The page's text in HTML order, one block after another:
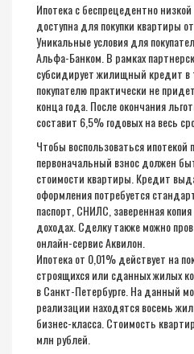
Ипотека с беспрецедентно
доступна для покупки квартиры
Уникальные условия для
Альфа-Банком. В рамках
субсидирует жилищный кредит в
покупателю практически не
конца года. После окончания
составит 6,5% годовых на весь
Чтобы воспользоваться ипотекой
первоначальный взнос должен
стоимости квартиры. Кредит
оформления потребуется
паспорт, СНИЛС, заверенная
доходах. Сделку также можно
онлайн-сервис Аквилон.
Ипотека от 0,01% действует на
строящихся или сданных жилых
в Санкт-Петербурге. На данный
реализации находятся восемь
бизнес-класса. Стоимость
млн рублей.